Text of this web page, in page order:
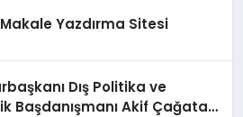
Makale Yazdırma Sitesi
Dış Politika ve
Başdanışmanı Akif Çağatay